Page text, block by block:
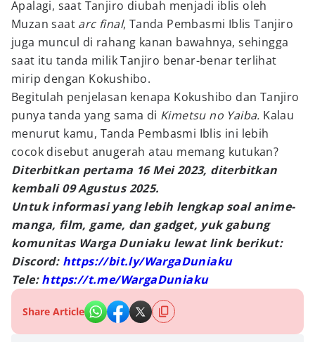
Apalagi, saat Tanjiro diubah menjadi iblis oleh
Muzan saat arc final, Tanda Pembasmi Iblis Tanjiro
juga muncul di rahang kanan bawahnya, sehingga
saat itu tanda milik Tanjiro benar-benar terlihat
mirip dengan Kokushibo.
Begitulah penjelasan kenapa Kokushibo dan Tanjiro
punya tanda yang sama di Kimetsu no Yaiba. Kalau
menurut kamu, Tanda Pembasmi Iblis ini lebih
cocok disebut anugerah atau memang kutukan?
Diterbitkan pertama 16 Mei 2023, diterbitkan
kembali 09 Agustus 2025.
Untuk informasi yang lebih lengkap soal anime-
manga, film, game, dan gadget, yuk gabung
komunitas Warga Duniaku lewat link berikut:
Discord: https://bit.ly/WargaDuniaku
Tele:https://t.me/WargaDuniaku
Share Article